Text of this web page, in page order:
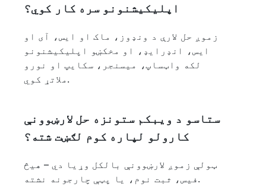
اپلیکیشنونو سره کار کوي؟
زموږ حل لارې د ونډوز، ماک او ایس، آی او
ایس، انډرایډ، او مخکښو اپلیکیشنونو
لکه واټساپ، میسنجر، سکایپ او نورو
ملاتړ کوي.
ستاسو د ویبکم ستونزه حل لارښوونې
کارولو لپاره کوم لګښت شته؟
ټولې زموږ لارښوونې بالکل وړیا دي – هیڅ
فیس، ثبت نوم، یا پټې چارجونه نشته.